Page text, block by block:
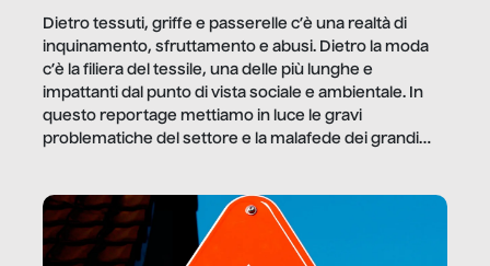
Dietro tessuti, griffe e passerelle c’è una realtà di
inquinamento, sfruttamento e abusi. Dietro la moda
c’è la filiera del tessile, una delle più lunghe e
impattanti dal punto di vista sociale e ambientale. In
questo reportage mettiamo in luce le gravi
problematiche del settore e la malafede dei grandi